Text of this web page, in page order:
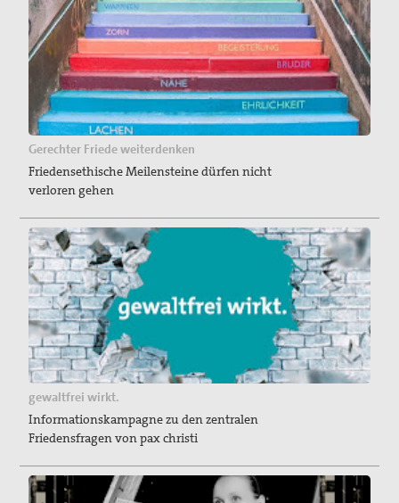
Gerechter Friede weiterdenken
Friedensethische Meilensteine dürfen nicht
verloren gehen
gewaltfrei wirkt.
Informationskampagne zu den zentralen
Friedensfragen von pax christi